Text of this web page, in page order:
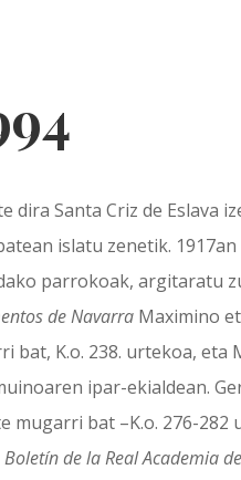
dira Santa Criz de Eslava
islatu zenetik. 1917an
parrokoak, argitaratu
de NavarraMaximino
bat, K.o. 238. urtekoa, eta
ipar-ekialdean.
mugarri bat –K.o. 276-282
Boletín de la Real Academia